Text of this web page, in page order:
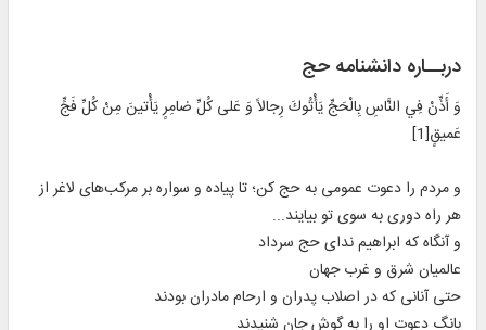
دربــاره دانشنامه حج
وَ أَذِّنْ فِي النَّاسِ بِالْحَجِّ يَأْتُوكَ رِجالاً وَ عَلى‏ كُلِّ ضامِرٍ يَأْتينَ مِنْ كُلِّ فَجٍّ
عَميقٍ[1]
و مردم را دعوت عمومى به حج كن؛ تا پياده و سواره بر مركب‌هاى لاغر از
هر راه دورى به سوى تو بيايند...
و آنگاه كه ابراهيم نداى حج سرداد
عالميان شرق و غرب جهان‏
حتى آنانى كه در اصلاب پدران و ارحام مادران بودند
بانگ دعوت او را به گوش جان شنيدند